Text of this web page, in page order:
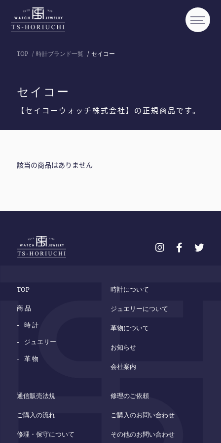
TOP 時計ブランド一覧 セイコー
セイコー
【セイコーウォッチ株式会社】の正規商品です。
該当の商品はありません
TOP
商 品
時 計
ジュエリー
革 物
時計について
ジュエリーについて
革物について
お知らせ
会社案内
通信販売法規
ご購入の流れ
修理・保守について
修理のご依頼
ご購入のお問い合わせ
その他のお問い合わせ